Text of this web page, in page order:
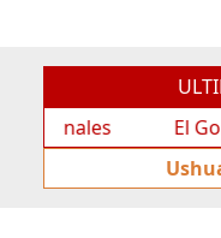
El Gobierno